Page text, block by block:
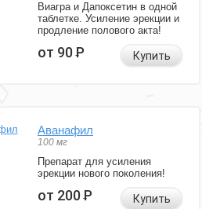
Виагра и Дапоксетин в одной
таблетке. Усиление эрекции и
продление полового акта!
от 90Р Купить
Аванафил
100 мг
Препарат для усиления
эрекции нового поколения!
от 200Р Купить